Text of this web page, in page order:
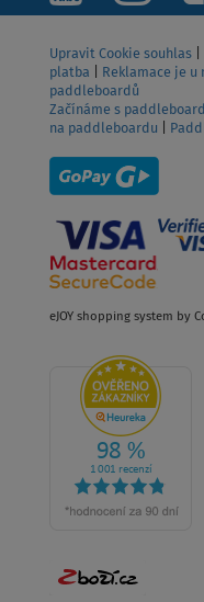
Upravit Cookie souhlas
platba
Reklamace je u
paddleboardů
Začínáme s
na paddleboardu
eJOY shopping system by